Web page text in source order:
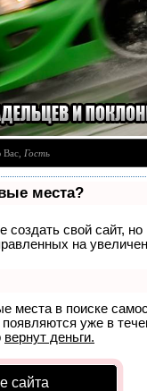
Вас Гость
места?
свой сайт,
на
места в поиске
уже в
вернут деньги.
сайта